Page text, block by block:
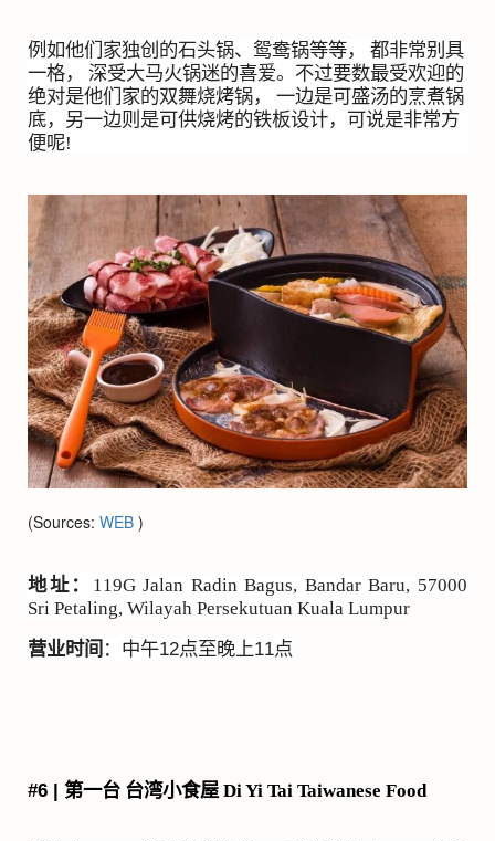
例如他们家独创的石头锅、鸳鸯锅等等， 都非常别具
一格， 深受大马火锅迷的喜爱。不过要数最受欢迎的
绝对是他们家的双舞烧烤锅， 一边是可盛汤的烹煮锅
底，另一边则是可供烧烤的铁板设计，可说是非常方
便呢!
(Sources: WEB )
地址： 119G Jalan Radin Bagus, Bandar Baru, 57000
Sri Petaling, Wilayah Persekutuan Kuala Lumpur
营业时间 ：中午12点至晚上11点
#6 | 第一台 台湾小食屋 Di Yi Tai Taiwanese Food